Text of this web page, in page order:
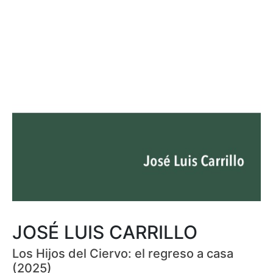
JOSÉ LUIS CARRILLO
Los Hijos del Ciervo: el regreso a casa
(2025)